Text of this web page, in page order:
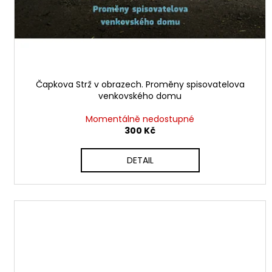
Čapkova Strž v obrazech. Proměny spisovatelova
venkovského domu
Momentálně nedostupné
300 Kč
DETAIL